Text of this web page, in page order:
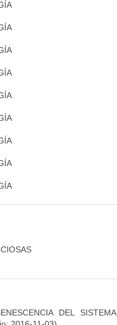
DEL SISTEMA